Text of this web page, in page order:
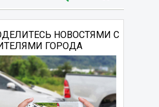
НОВОСТЯМИ С
ГОРОДА